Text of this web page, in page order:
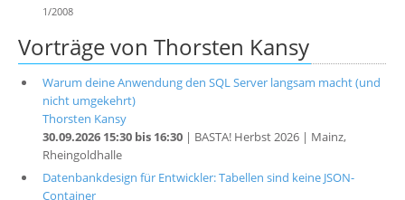
1/2008
Vorträge von Thorsten Kansy
Warum deine Anwendung den SQL Server langsam macht (und
nicht umgekehrt)
Thorsten Kansy
30.09.2026 15:30 bis 16:30| BASTA! Herbst 2026 | Mainz,
Rheingoldhalle
Datenbankdesign für Entwickler: Tabellen sind keine JSON-
Container